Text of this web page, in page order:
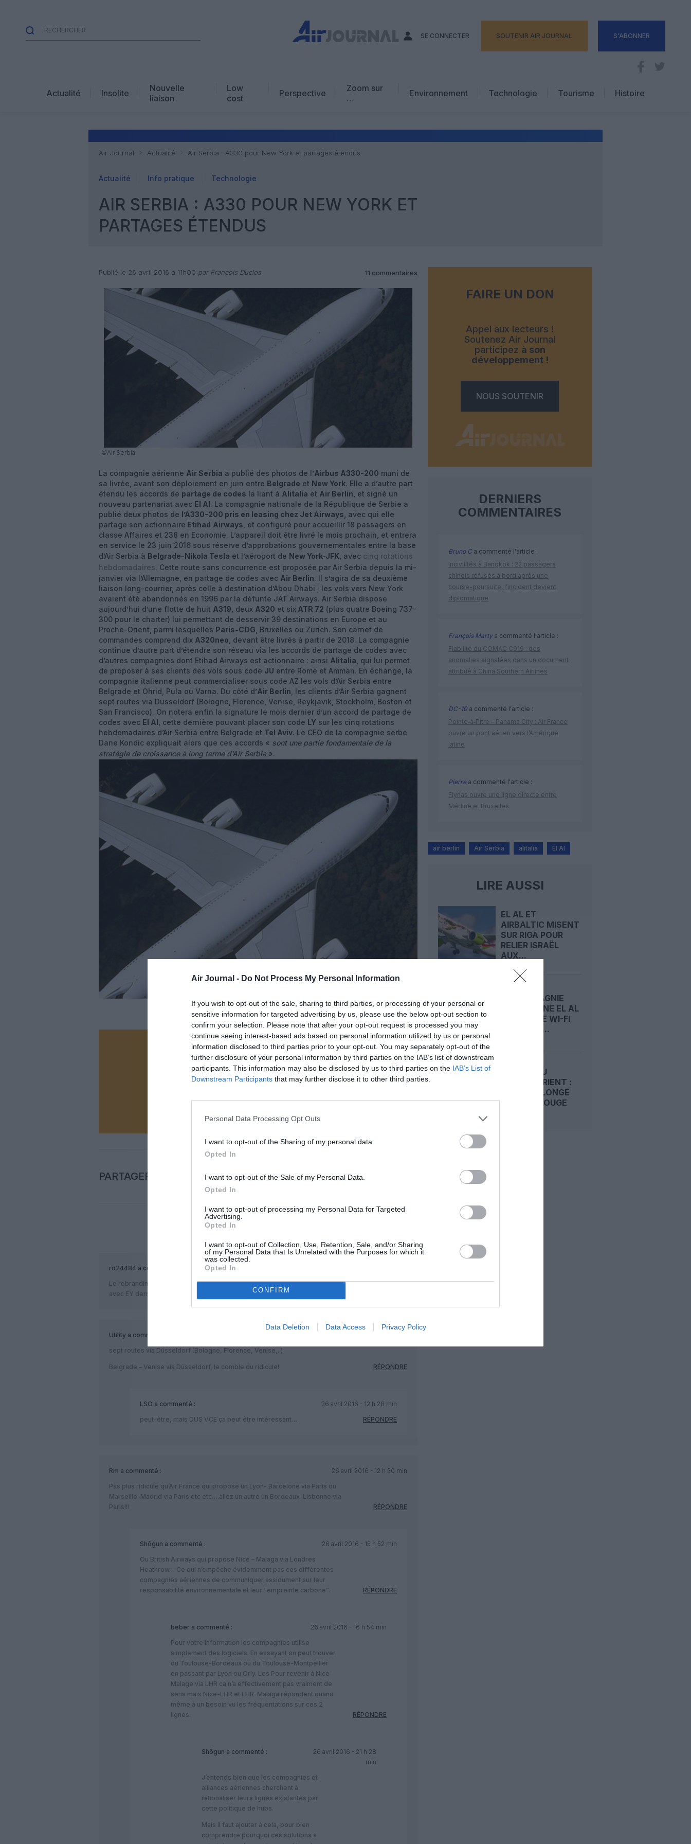
Air Journal - Do Not Process My Personal Information
If you wish to opt-out of the sale, sharing to third parties, or processing of your personal or
sensitive information for targeted advertising by us, please use the below opt-out section to
confirm your selection. Please note that after your opt-out request is processed you may
continue seeing interest-based ads based on personal information utilized by us or personal
information disclosed to third parties prior to your opt-out. You may separately opt-out of the
further disclosure of your personal information by third parties on the IAB’s list of downstream
participants. This information may also be disclosed by us to third parties on the IAB’s List of
Downstream Participants that may further disclose it to other third parties.
Personal Data Processing Opt Outs
I want to opt-out of the Sharing of my personal data.
Opted In
I want to opt-out of the Sale of my Personal Data.
Opted In
I want to opt-out of processing my Personal Data for Targeted
Advertising.
Opted In
I want to opt-out of Collection, Use, Retention, Sale, and/or Sharing
of my Personal Data that Is Unrelated with the Purposes for which it
was collected.
Opted In
CONFIRM
Data Deletion Data Access Privacy Policy
SE CONNECTER SOUTENIR AIR JOURNAL S'ABONNER
Actualité Insolite
Nouvelle
liaison
Low
cost
Perspective
Zoom sur
…
Avis d’expert
Environnement Technologie
Tourisme
Hôtellerie
Histoire
Air Journal Actualité Air Serbia : A330 pour New York et partages étendus
Actualité Info pratique Technologie
AIR SERBIA : A330 POUR NEW YORK ET
PARTAGES ÉTENDUS
Publié le 26 avril 2016 à 11h00 par François Duclos 11 commentaires
©Air Serbia
La compagnie aérienne Air Serbia a publié des photos de l’Airbus A330-200 muni de
sa livrée, avant son déploiement en juin entre Belgrade et New York. Elle a d’autre part
étendu les accords de partage de codes la liant à Alitalia et Air Berlin , et signé un
nouveau partenariat avec El Al. La compagnie nationale de la République de Serbie a
publié deux photos de l’A330-200 pris en leasing chez Jet Airways, avec qui elle
partage son actionnaire Etihad Airways , et configuré pour accueillir 18 passagers en
classe Affaires et 238 en Economie. L’appareil doit être livré le mois prochain, et entrera
en service le 23 juin 2016 sous réserve d’approbations gouvernementales entre la base
d’Air Serbia à Belgrade-Nikola Tesla et l’aéroport de New York-JFK , avec cinq rotations
hebdomadaires. Cette route sans concurrence est proposée par Air Serbia depuis la mi-
janvier via l’Allemagne, en partage de codes avec Air Berlin. Il s’agira de sa deuxième
liaison long-courrier, après celle à destination d’Abou Dhabi ; les vols vers New York
avaient été abandonnés en 1996 par la défunte JAT Airways. Air Serbia dispose
aujourd’hui d’une flotte de huit A319 , deux A320 et six ATR 72 (plus quatre Boeing 737-
300 pour le charter) lui permettant de desservir 39 destinations en Europe et au
Proche-Orient, parmi lesquelles Paris-CDG , Bruxelles ou Zurich. Son carnet de
commandes comprend dix A320neo , devant être livrés à partir de 2018. La compagnie
continue d’autre part d’étendre son réseau via les accords de partage de codes avec
d’autres compagnies dont Etihad Airways est actionnaire : ainsi Alitalia , qui lui permet
de proposer à ses clients des vols sous code JU entre Rome et Amman. En échange, la
compagnie italienne peut commercialiser sous code AZ les vols d’Air Serbia entre
Belgrade et Ohrid, Pula ou Varna. Du côté d’Air Berlin , les clients d’Air Serbia gagnent
sept routes via Düsseldorf (Bologne, Florence, Venise, Reykjavik, Stockholm, Boston et
San Francisco). On notera enfin la signature le mois dernier d’un accord de partage de
codes avec El Al , cette dernière pouvant placer son code LY sur les cinq rotations
hebdomadaires d’Air Serbia entre Belgrade et Tel Aviv. Le CEO de la compagnie serbe
Dane Kondic expliquait alors que ces accords « sont une partie fondamentale de la
stratégie de croissance à long terme d’Air Serbia ».
Vous avez apprécié l’article ?
Soutenez-nous, faites un don !
NOUS SOUTENIR
PARTAGER L'ARTICLE
COMMENTAIRE(S)
rd24484 a commenté :
Le rebranding de cette compagnie est plutôt réussi je trouve. Comme toujours
avec EY derrière
Utility a commenté :
sept routes via Düsseldorf (Bologne, Florence, Venise,..)
Belgrade – Venise via Düsseldorf, le comble du ridicule! RÉPONDRE
LSO a commenté :
26 avril 2016 - 12 h 28 min
peut-être, mais DUS VCE ça peut être intéressant…
RÉPONDRE
Rm a commenté :
26 avril 2016 - 12 h 30 min
Pas plus ridicule qu’Air France qui propose un Lyon- Barcelone via Paris ou
Marseille-Madrid via Paris etc etc….allez un autre un Bordeaux-Lisbonne via
Paris!!!
RÉPONDRE
Shôgun a commenté :
26 avril 2016 - 15 h 52 min
Ou British Airways qui propose Nice – Malaga via Londres
Heathrow… Ce qui n’empêche évidemment pas ces différentes
compagnies aériennes de communiquer assidument sur leur
responsabilité environnementale et leur “empreinte carbone”.
RÉPONDRE
beber a commenté :
26 avril 2016 - 16 h 54 min
Pour votre information les compagnies utilise
simplement des logiciels. En essayant on peut trouver
du Toulouse-Bordeaux ou du Toulouse-Montpellier
en passant par Lyon ou Orly. Les Pour revenir à Nice-
Malage via LHR ca n’a effectivement pas vraiment de
sens mais Nice-LHR et LHR-Malaga répondent quand
même à un besoin vu les fréquentations sur ces 2
lignes.
RÉPONDRE
Shôgun a commenté :
26 avril 2016 - 21 h 28
min
J’entends bien que les compagnies et
alliances aériennes cherchent à
rationaliser leurs lignes existantes par
cette politique de hubs.
Mais il faut ajouter à cela, pour bien
comprendre pourquoi ces solutions a
FAIRE UN DON
Appel aux lecteurs !
Soutenez Air Journal
participez à son
développement !
NOUS SOUTENIR
DERNIERS
COMMENTAIRES
Bruno Ca commenté l'article :
Incivilités à Bangkok : 22 passagers
chinois refusés à bord après une
course-poursuite, l’incident devient
diplomatique
François Martya commenté l'article :
Fiabilité du COMAC C919 : des
anomalies signalées dans un document
attribué à China Southern Airlines
DC-10 a commenté l'article :
Pointe‑à‑Pitre – Panama City : Air France
ouvre un pont aérien vers l’Amérique
latine
Pierrea commenté l'article :
Flynas ouvre une ligne directe entre
Médine et Bruxelles
air berlin Air Serbia alitalia El Al
LIRE AUSSI
EL AL ET
AIRBALTIC MISENT
SUR RIGA POUR
RELIER ISRAËL
AUX...
LA COMPAGNIE
ISRAÉLIENNE EL AL
OFFRIRA LE WI-FI
STARLINK...
GUERRE AU
MOYEN-ORIENT :
EL AL REPLONGE
DANS LE ROUGE